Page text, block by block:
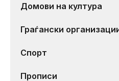
Домови на култура
Граѓански
Спорт
Прописи